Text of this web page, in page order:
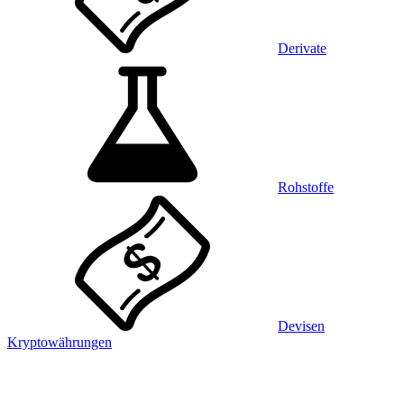
Derivate
Rohstoffe
Devisen
Kryptowährungen